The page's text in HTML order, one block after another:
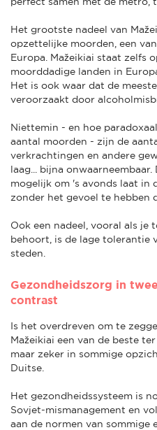
Het grootste nadeel van
opzettelijke moorden, een
Europa. Mažeikiai staat zelfs
moorddadige landen in
Het is ook waar dat de
veroorzaakt door
Niettemin - en hoe
aantal moorden - zijn de
verkrachtingen en andere
laag... bijna
mogelijk om 's avonds laat in
zonder het gevoel te hebben
Ook een nadeel, vooral als je
behoort, is de lage tolerantie
steden.
Gezondheidszorg in
contrast
Is het overdreven om te
Mažeikiai een van de beste
maar zeker in sommige
Duitse.
Het gezondheidssysteem is
Sovjet-mismanagement en
aan de normen van sommige